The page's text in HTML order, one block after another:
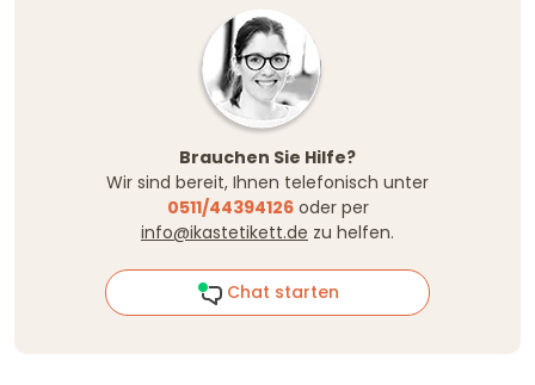
Brauchen Sie Hilfe?
Wir sind bereit, Ihnen telefonisch unter
0511/44394126oder per
info@ikastetikett.de zu helfen.
Chat starten